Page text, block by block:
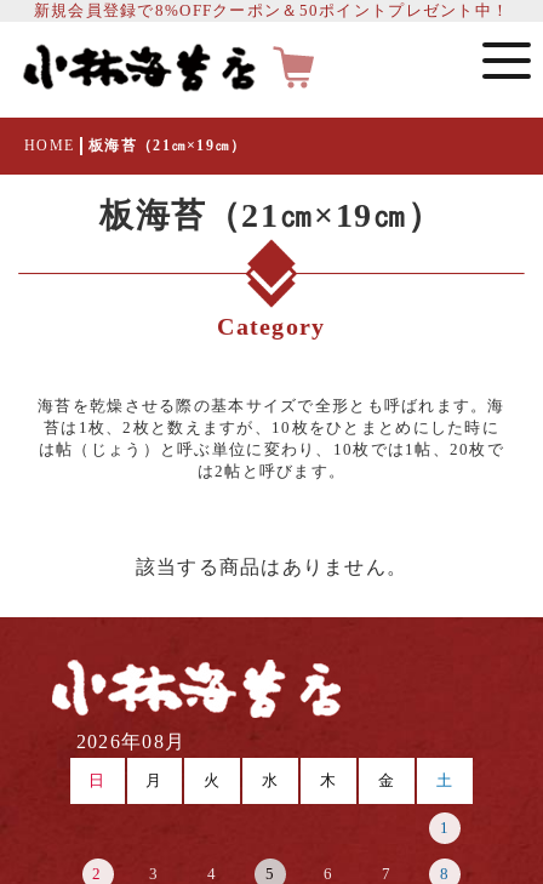
新規会員登録で8%OFFクーポン＆50ポイントプレゼント中！
HOME 板海苔（21㎝×19㎝）
板海苔（21㎝×19㎝）
Category
海苔を乾燥させる際の基本サイズで全形とも呼ばれます。海
苔は1枚、2枚と数えますが、10枚をひとまとめにした時に
は帖（じょう）と呼ぶ単位に変わり、10枚では1帖、20枚で
は2帖と呼びます。
該当する商品はありません。
2026年08月
日 月 火 水 木 金 土
1
2 3 4 5 6 7 8